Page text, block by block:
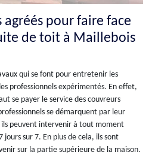
agréés pour faire face
de toit à Maillebois
qui se font pour entretenir les
professionnels expérimentés. En effet,
se payer le service des couvreurs
se démarquent par leur
peuvent intervenir à tout moment
sur 7. En plus de cela, ils sont
sur la partie supérieure de la maison.